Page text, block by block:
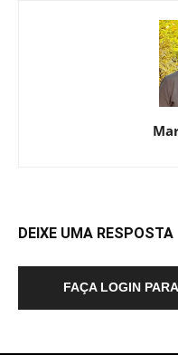
DEIXE UMA RESPOSTA
FAÇA LOGIN